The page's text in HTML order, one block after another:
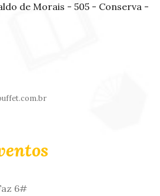
de Morais - 505 - Conserva -
6#